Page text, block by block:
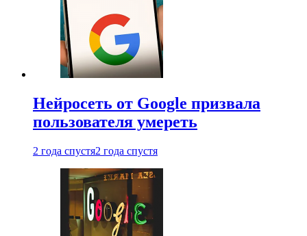
Нейросеть от Google призвала
пользователя умереть
2 года спустя2 года спустя